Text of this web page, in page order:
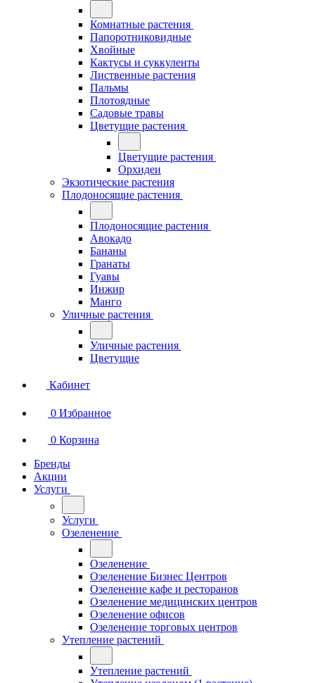
Комнатные растения
Папоротниковидные
Хвойные
Кактусы и суккуленты
Лиственные растения
Пальмы
Плотоядные
Садовые травы
Цветущие растения
Цветущие растения
Орхидеи
Экзотические растения
Плодоносящие растения
Плодоносящие растения
Авокадо
Бананы
Гранаты
Гуавы
Инжир
Манго
Уличные растения
Уличные растения
Цветущие
Кабинет
0 Избранное
0 Корзина
Бренды
Акции
Услуги
Услуги
Озеленение
Озеленение
Озеленение Бизнес Центров
Озеленение кафе и ресторанов
Озеленение медицинских центров
Озеленение офисов
Озеленение торговых центров
Утепление растений
Утепление растений